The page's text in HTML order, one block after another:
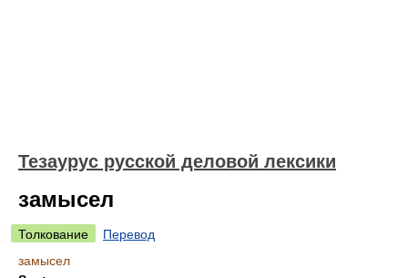
Тезаурус русской деловой лексики
замысел
Толкование
Перевод
замысел